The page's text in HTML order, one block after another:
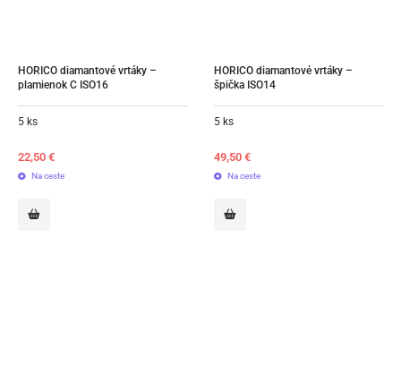
HORICO diamantové vrtáky –
plamienok C ISO16
5 ks
22,50 €
Na ceste
HORICO diamantové vrtáky –
špička ISO14
5 ks
49,50 €
Na ceste